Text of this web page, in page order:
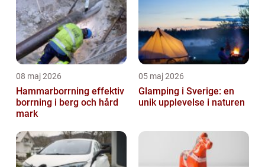
08 maj 2026
Hammarborrning effektiv
borrning i berg och hård
mark
05 maj 2026
Glamping i Sverige: en
unik upplevelse i naturen